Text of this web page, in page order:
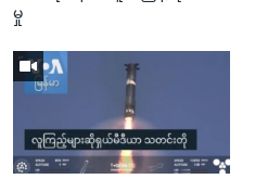
မှု